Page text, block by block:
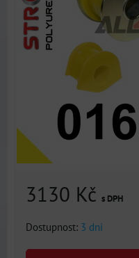
3130 Kč s DPH
Dostupnost: 3 dni